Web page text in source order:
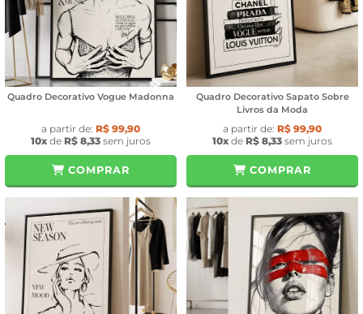
Quadro Decorativo Vogue Madonna
a partir de: R$ 99,90
10x de R$ 8,33 sem juros
COMPRAR
Quadro Decorativo Sapato Sobre
Livros da Moda
a partir de: R$ 99,90
10x de R$ 8,33 sem juros
COMPRAR